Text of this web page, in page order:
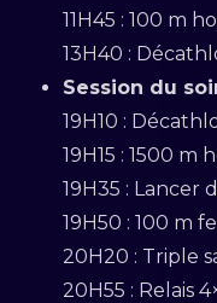
11H45 : 100 m
13H40 :
Session du
19H10 :
19H15 : 1500 m
19H35 : Lancer
19H50 : 100 m
20H20 : Triple
20H55 : Relais